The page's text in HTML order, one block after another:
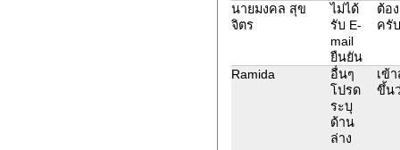
นายมงคล สุข
จิตร
ไม่ได้
รับ E-
mail
ยืนยัน
ต้อ
ครับ
Ramida
อื่นๆ
โปรด
ระบุ
ด้าน
ล่าง
เข้
ขึ้น